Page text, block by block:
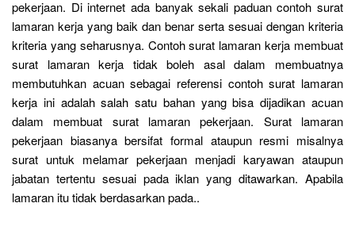
pekerjaan. Di internet ada banyak sekali paduan contoh surat
lamaran kerja yang baik dan benar serta sesuai dengan kriteria
kriteria yang seharusnya. Contoh surat lamaran kerja membuat
surat lamaran kerja tidak boleh asal dalam membuatnya
membutuhkan acuan sebagai referensi contoh surat lamaran
kerja ini adalah salah satu bahan yang bisa dijadikan acuan
dalam membuat surat lamaran pekerjaan. Surat lamaran
pekerjaan biasanya bersifat formal ataupun resmi misalnya
surat untuk melamar pekerjaan menjadi karyawan ataupun
jabatan tertentu sesuai pada iklan yang ditawarkan. Apabila
lamaran itu tidak berdasarkan pada..